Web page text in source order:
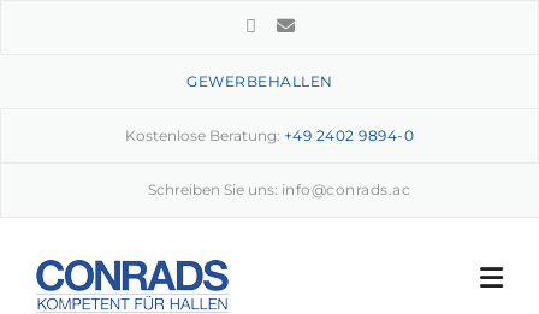
GEWERBEHALLEN
Kostenlose Beratung: +49 2402 9894-0
Schreiben Sie uns: info@conrads.ac